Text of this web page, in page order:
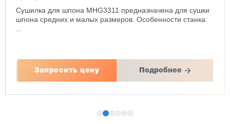
Сушилка для шпона MHG3311 предназначена для сушки
шпона средних и малых размеров. Особенности станка:
Запросить цену Подробнее